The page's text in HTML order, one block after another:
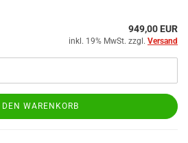
949,00 EUR
inkl. 19% MwSt. zzgl. Versand
DEN WARENKORB